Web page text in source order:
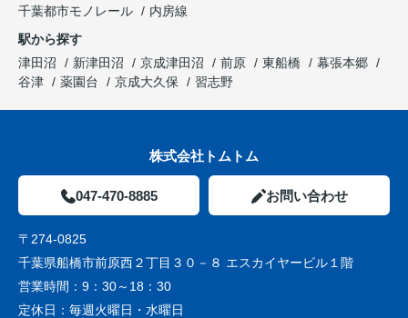
千葉都市モノレール
内房線
駅から探す
津田沼
新津田沼 京成津田沼 前原 東船橋
幕張本郷
谷津
薬園台 京成大久保 習志野
株式会社トムトム
047-470-8885 お問い合わせ
〒274-0825
千葉県船橋市前原西２丁目３０－８ エスカイヤービル１階
営業時間： 9：30～18：30
定休日： 毎週火曜日・水曜日